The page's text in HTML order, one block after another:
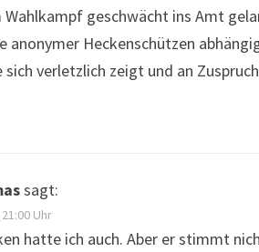
Wahlkampf geschwächt ins Amt
anonymer Heckenschützen
sich verletzlich zeigt und an
sagt:
Uhr
hatte ich auch. Aber er stimmt